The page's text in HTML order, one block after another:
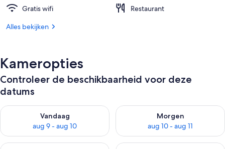
Gratis wifi
Restaurant
Alles bekijken
Kameropties
Controleer de beschikbaarheid voor deze
datums
Vandaag
aug 9 - aug 10
De beschikbaarheid controleren voor vanavond aug 9 - aug
Morgen
aug 10 - aug 11
De beschikbaarheid